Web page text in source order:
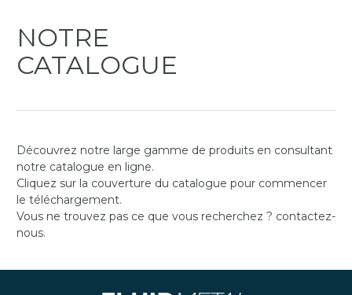
NOTRE
CATALOGUE
Découvrez notre large gamme de produits en consultant
notre catalogue en ligne.
Cliquez sur la couverture du catalogue pour commencer
le téléchargement.
Vous ne trouvez pas ce que vous recherchez ? contactez-
nous.